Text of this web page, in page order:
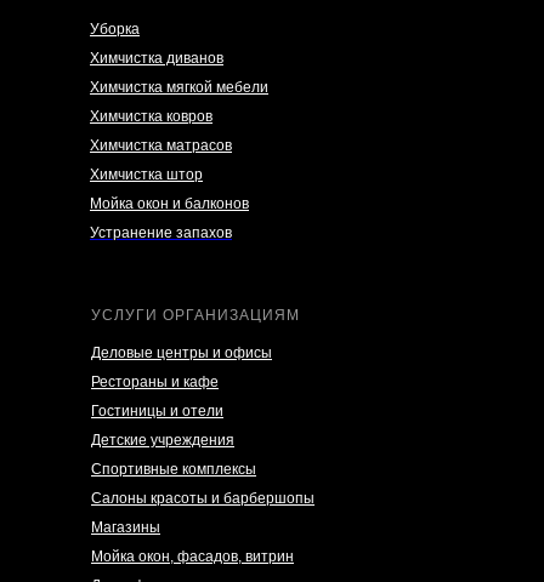
Уборка
Химчистка диванов
Химчистка мягкой мебели
Химчистка ковров
Химчистка матрасов
Химчистка штор
Мойка окон и балконов
Устранение запахов
УСЛУГИ ОРГАНИЗАЦИЯМ
Деловые центры и офисы
Рестораны и кафе
Гостиницы и отели
Детские учреждения
Спортивные комплексы
Салоны красоты и барбершопы
Магазины
Мойка окон, фасадов, витрин